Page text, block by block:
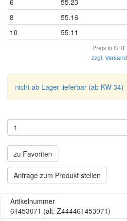
6 55.23
8 55.16
10 55.11
Preis in CHF
zzgl. Versand
nicht ab Lager lieferbar (ab KW 34)
zu Favoriten
Anfrage zum Produkt stellen
Artikelnummer
61453071 (alt: Z444461453071)